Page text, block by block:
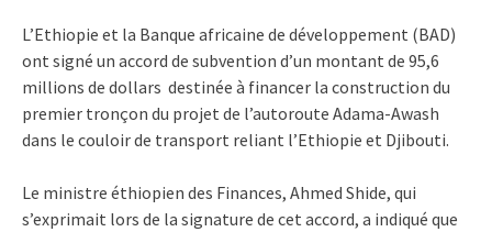
L’Ethiopie et la Banque africaine de développement (BAD)
ont signé un accord de subvention d’un montant de 95,6
millions de dollars destinée à financer la construction du
premier tronçon du projet de l’autoroute Adama-Awash
dans le couloir de transport reliant l’Ethiopie et Djibouti.
Le ministre éthiopien des Finances, Ahmed Shide, qui
s’exprimait lors de la signature de cet accord, a indiqué que